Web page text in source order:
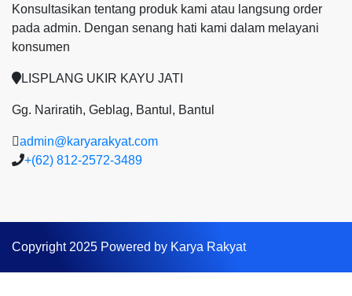
Konsultasikan tentang produk kami atau langsung order
pada admin. Dengan senang hati kami dalam melayani
konsumen
LISPLANG UKIR KAYU JATI
Gg. Nariratih, Geblag, Bantul, Bantul
admin@karyarakyat.com
+(62) 812-2572-3489
Copyright 2025 Powered by Karya Rakyat